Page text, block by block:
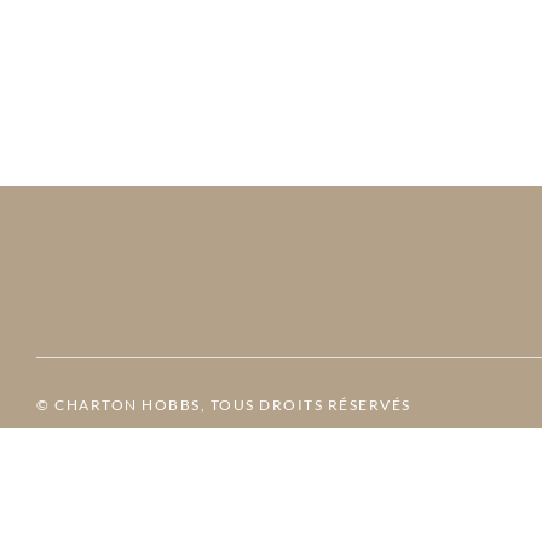
© CHARTON HOBBS, TOUS DROITS RÉSERVÉS